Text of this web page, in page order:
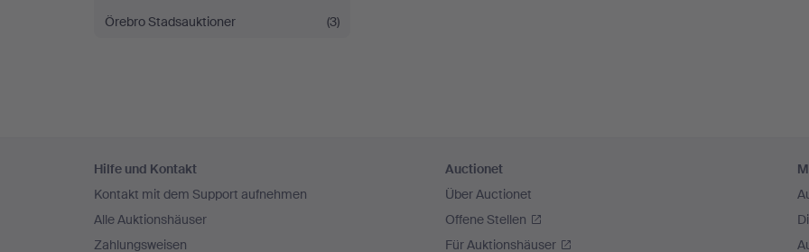
Örebro Stadsauktioner
(3)
Navigation
Hilfe und Kontakt
Kontakt mit dem Support aufnehmen
Alle Auktionshäuser
Zahlungsweisen
Auctionet
Über Auctionet
Offene Stellen
Für Auktionshäuser